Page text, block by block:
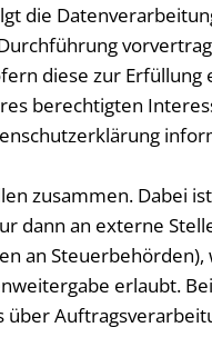
diese zur
berechtigten
zusammen. Dabei
dann an externe
an
erlaubt.